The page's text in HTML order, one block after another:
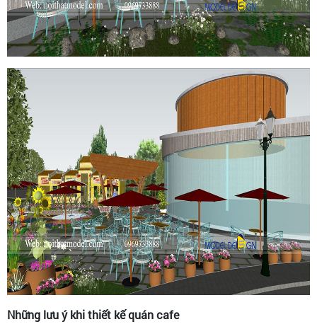
Những lưu ý khi thiết kế quán cafe